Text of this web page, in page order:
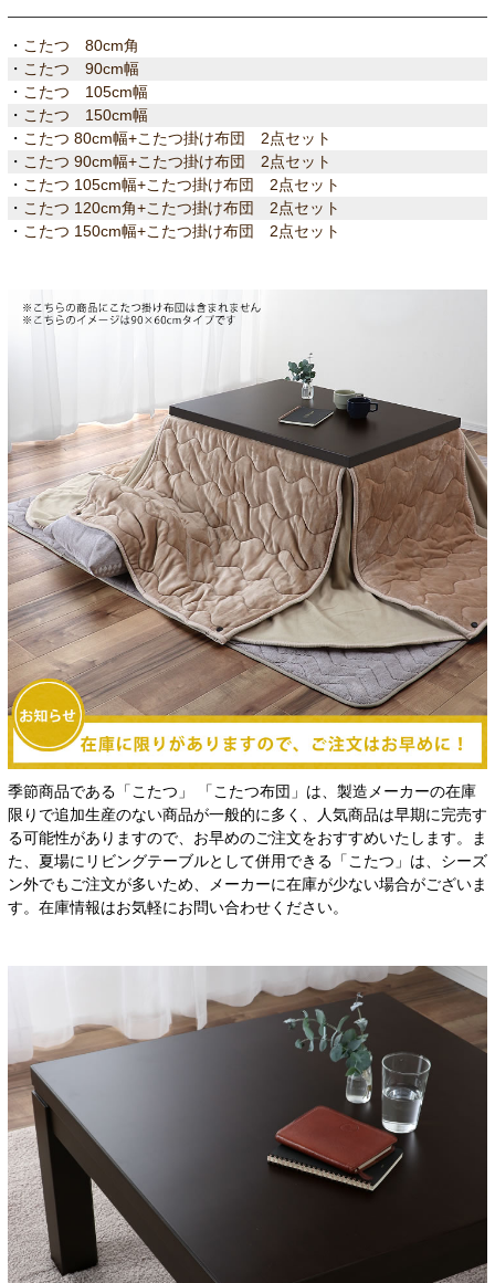
・ こたつ 80cm角
・ こたつ 90cm幅
・ こたつ 105cm幅
・ こたつ 150cm幅
・ こたつ 80cm幅+こたつ掛け布団 2点セット
・ こたつ 90cm幅+こたつ掛け布団 2点セット
・ こたつ 105cm幅+こたつ掛け布団 2点セット
・ こたつ 120cm角+こたつ掛け布団 2点セット
・ こたつ 150cm幅+こたつ掛け布団 2点セット
季節商品である「こたつ」 「こたつ布団」は、製造メーカーの在庫
限りで追加生産のない商品が一般的に多く、人気商品は早期に完売す
る可能性がありますので、お早めのご注文をおすすめいたします。ま
た、夏場にリビングテーブルとして併用できる「こたつ」は、シーズ
ン外でもご注文が多いため、メーカーに在庫が少ない場合がございま
す。在庫情報はお気軽にお問い合わせください。